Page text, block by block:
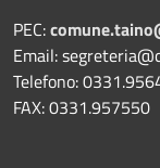
PEC:
Email:
Telefono:
FAX: 0331.957550